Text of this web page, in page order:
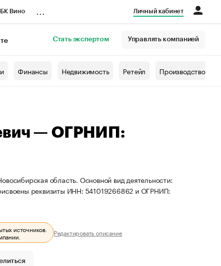
Вино Личный кабинет
Стать экспертом Управлять компанией
Финансы Недвижимость Ретейл Производство
— ОГРНИП:
область. Основной вид деятельности:
реквизиты ИНН: 541019266862 и ОГРНИП:
источников.
Редактировать описание